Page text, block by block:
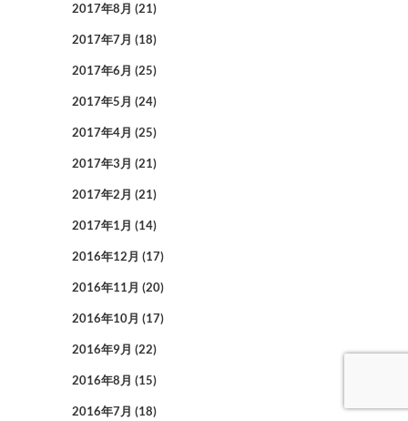
2017年8月 (21)
2017年7月 (18)
2017年6月 (25)
2017年5月 (24)
2017年4月 (25)
2017年3月 (21)
2017年2月 (21)
2017年1月 (14)
2016年12月 (17)
2016年11月 (20)
2016年10月 (17)
2016年9月 (22)
2016年8月 (15)
2016年7月 (18)